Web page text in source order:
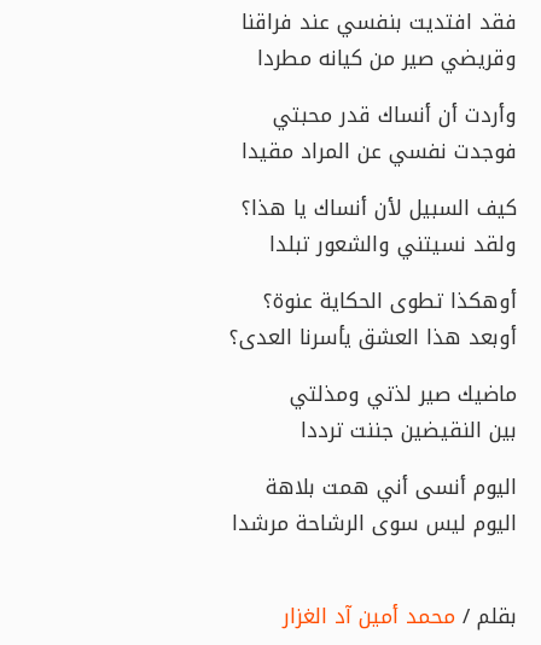
فقد افتديت بنفسي عند فراقنا
وقريضي صير من كيانه مطردا
وأردت أن أنساك قدر محبتي
فوجدت نفسي عن المراد مقيدا
كيف السبيل لأن أنساك يا هذا؟
ولقد نسيتني والشعور تبلدا
أوهكذا تطوى الحكاية عنوة؟
أوبعد هذا العشق يأسرنا العدى؟
ماضيك صير لذتي ومذلتي
بين النقيضين جننت ترددا
اليوم أنسى أني همت بلاهة
اليوم ليس سوى الرشاحة مرشدا
بقلم /محمد أمين آد الغزار